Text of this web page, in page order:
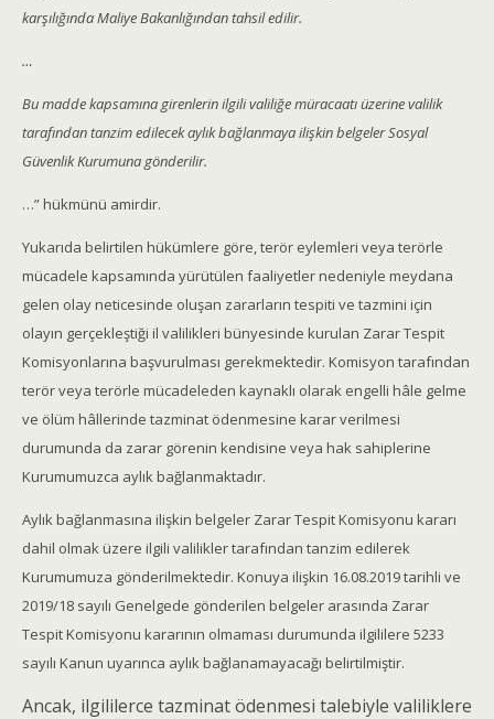
karşılığında Maliye Bakanlığından tahsil edilir.
…
Bu madde kapsamına girenlerin ilgili valiliğe müracaatı üzerine valilik
tarafından tanzim edilecek aylık bağlanmaya ilişkin belgeler Sosyal
Güvenlik Kurumuna gönderilir.
…” hükmünü amirdir.
Yukarıda belirtilen hükümlere göre, terör eylemleri veya terörle
mücadele kapsamında yürütülen faaliyetler nedeniyle meydana
gelen olay neticesinde oluşan zararların tespiti ve tazmini için
olayın gerçekleştiği il valilikleri bünyesinde kurulan Zarar Tespit
Komisyonlarına başvurulması gerekmektedir. Komisyon tarafından
terör veya terörle mücadeleden kaynaklı olarak engelli hâle gelme
ve ölüm hâllerinde tazminat ödenmesine karar verilmesi
durumunda da zarar görenin kendisine veya hak sahiplerine
Kurumumuzca aylık bağlanmaktadır.
Aylık bağlanmasına ilişkin belgeler Zarar Tespit Komisyonu kararı
dahil olmak üzere ilgili valilikler tarafından tanzim edilerek
Kurumumuza gönderilmektedir. Konuya ilişkin 16.08.2019 tarihli ve
2019/18 sayılı Genelgede gönderilen belgeler arasında Zarar
Tespit Komisyonu kararının olmaması durumunda ilgililere 5233
sayılı Kanun uyarınca aylık bağlanamayacağı belirtilmiştir.
Ancak, ilgililerce tazminat ödenmesi talebiyle valiliklere